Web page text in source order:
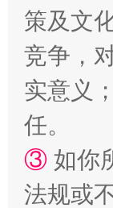
策及文
竞争，
实意义
任。
③ 如你
法规或